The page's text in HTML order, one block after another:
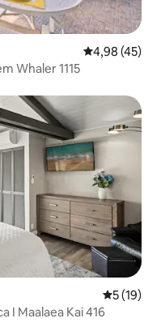
4,98 de uma
4,98 (45)
Whaler 1115
5 de uma
5 (19)
I Maalaea Kai 416